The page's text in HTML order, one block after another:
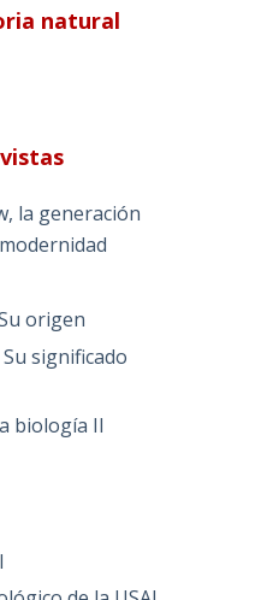
natural
la generación
origen
significado
biología II